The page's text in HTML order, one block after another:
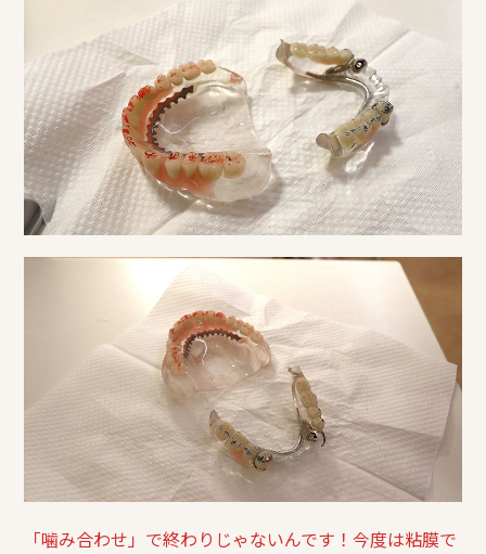
「噛み合わせ」で終わりじゃないんです！今度は粘膜で